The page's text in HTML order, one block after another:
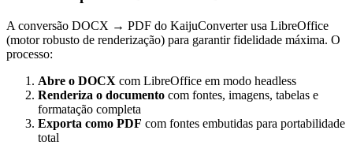
A conversão DOCX → PDF do KaijuConverter usa LibreOffice
(motor robusto de renderização) para garantir fidelidade máxima. O
processo:
Abre o DOCX com LibreOffice em modo headless
Renderiza o documento com fontes, imagens, tabelas e
formatação completa
Exporta como PDF com fontes embutidas para portabilidade
total